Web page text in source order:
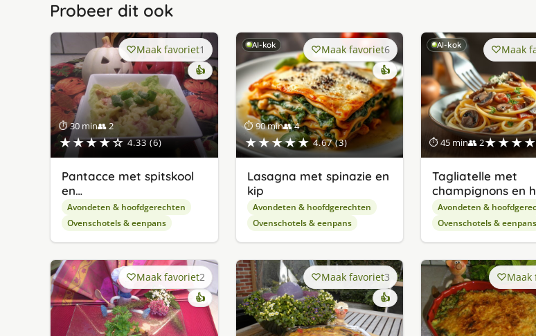
Probeer dit ook
⏱ 30 min👥 2
★★★★☆ 4.33 (6)
Maak favoriet1
👍
Pantacce met spitskool
en…
Avondeten & hoofdgerechten
Ovenschotels & eenpans
AI-kok
⏱ 90 min👥 4
★★★★★ 4.67 (3)
Maak favoriet6
👍
Lasagna met spinazie en
kip
Avondeten & hoofdgerechten
Ovenschotels & eenpans
AI-kok
⏱ 45 min👥 2
Maak
Tagliatelle met
champignons en
Avondeten &
Ovenschotels & eenpans
Maak favoriet2
👍
Maak favoriet3
👍
Maak